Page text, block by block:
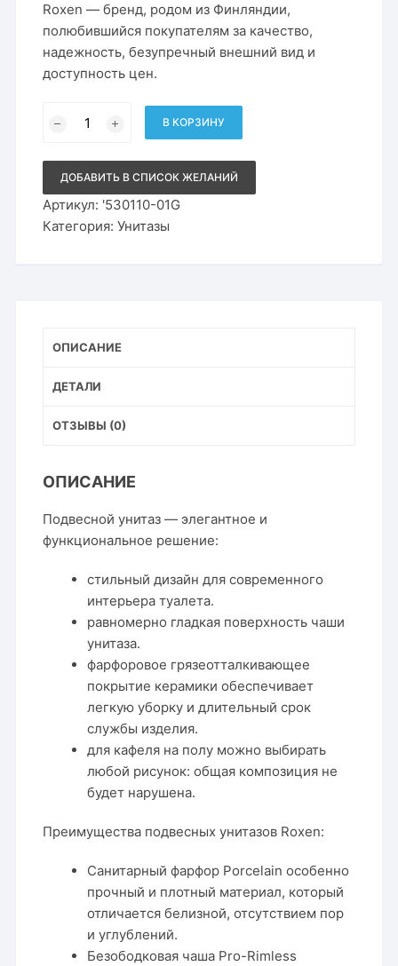
26
161₽.
999₽.
Roxen — бренд, родом из Финляндии,
полюбившийся покупателям за качество,
надежность, безупречный внешний вид и
доступность цен.
товара
унитаз
Roxen
Antares
Gold
530110-
01G
В КОРЗИНУ
ДОБАВИТЬ В СПИСОК ЖЕЛАНИЙ
Артикул: '530110-01G
Категория:Унитазы
ОПИСАНИЕ
ДЕТАЛИ
ОТЗЫВЫ (0)
ОПИСАНИЕ
Подвесной унитаз — элегантное и
функциональное решение:
стильный дизайн для современного
интерьера туалета.
равномерно гладкая поверхность чаши
унитаза.
фарфоровое грязеотталкивающее
покрытие керамики обеспечивает
легкую уборку и длительный срок
службы изделия.
для кафеля на полу можно выбирать
любой рисунок: общая композиция не
будет нарушена.
Преимущества подвесных унитазов Roxen:
Санитарный фарфор Porcelain особенно
прочный и плотный материал, который
отличается белизной, отсутствием пор
и углублений.
Безободковая чаша Pro-Rimless